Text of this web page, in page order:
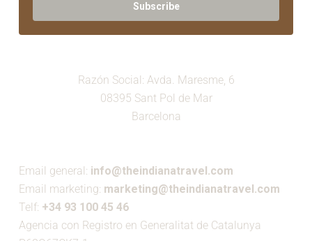
Subscribe
Razón Social: Avda. Maresme, 6
08395 Sant Pol de Mar
Barcelona
Email general: info@theindianatravel.com
Email marketing: marketing@theindianatravel.com
Telf: +34 93 100 45 46
Agencia con Registro en Generalitat de Catalunya